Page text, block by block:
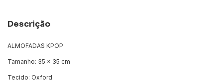
Descrição
ALMOFADAS KPOP
Tamanho: 35 x 35 cm
Tecido: Oxford